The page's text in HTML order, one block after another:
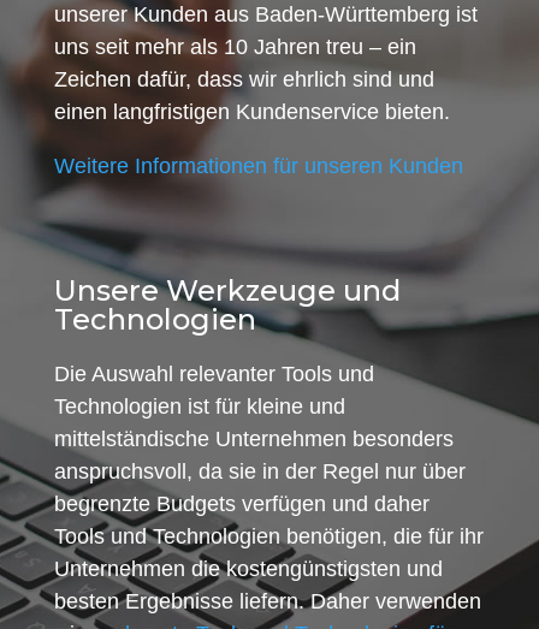
unserer Kunden aus Baden-Württemberg ist
uns seit mehr als 10 Jahren treu – ein
Zeichen dafür, dass wir ehrlich sind und
einen langfristigen Kundenservice bieten.
Weitere Informationen für unseren Kunden
Unsere Werkzeuge und
Technologien
Die Auswahl relevanter Tools und
Technologien ist für kleine und
mittelständische Unternehmen besonders
anspruchsvoll, da sie in der Regel nur über
begrenzte Budgets verfügen und daher
Tools und Technologien benötigen, die für ihr
Unternehmen die kostengünstigsten und
besten Ergebnisse liefern. Daher verwenden